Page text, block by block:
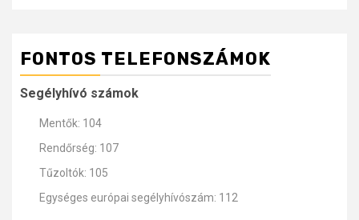
FONTOS TELEFONSZÁMOK
Segélyhívó számok
Mentők: 104
Rendőrség: 107
Tűzoltók: 105
Egységes európai segélyhívószám: 112